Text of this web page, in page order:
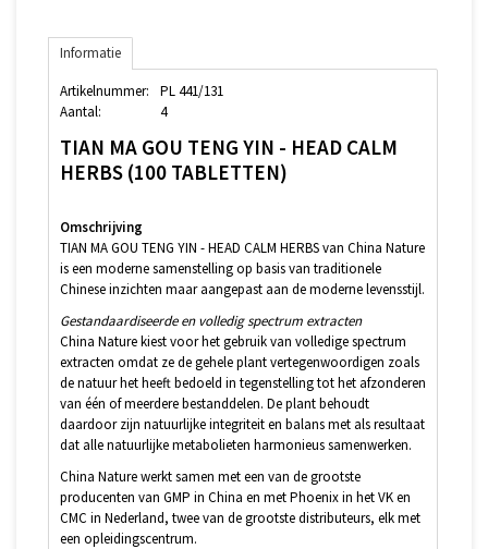
Informatie
Artikelnummer:
PL 441/131
Aantal:
4
TIAN MA GOU TENG YIN - HEAD CALM
HERBS (100 TABLETTEN)
Omschrijving
TIAN MA GOU TENG YIN - HEAD CALM HERBS van China Nature
is een moderne samenstelling op basis van traditionele
Chinese inzichten maar aangepast aan de moderne levensstijl.
Gestandaardiseerde en volledig spectrum extracten
China Nature kiest voor het gebruik van volledige spectrum
extracten omdat ze de gehele plant vertegenwoordigen zoals
de natuur het heeft bedoeld in tegenstelling tot het afzonderen
van één of meerdere bestanddelen. De plant behoudt
daardoor zijn natuurlijke integriteit en balans met als resultaat
dat alle natuurlijke metabolieten harmonieus samenwerken.
China Nature werkt samen met een van de grootste
producenten van GMP in China en met Phoenix in het VK en
CMC in Nederland, twee van de grootste distributeurs, elk met
een opleidingscentrum.